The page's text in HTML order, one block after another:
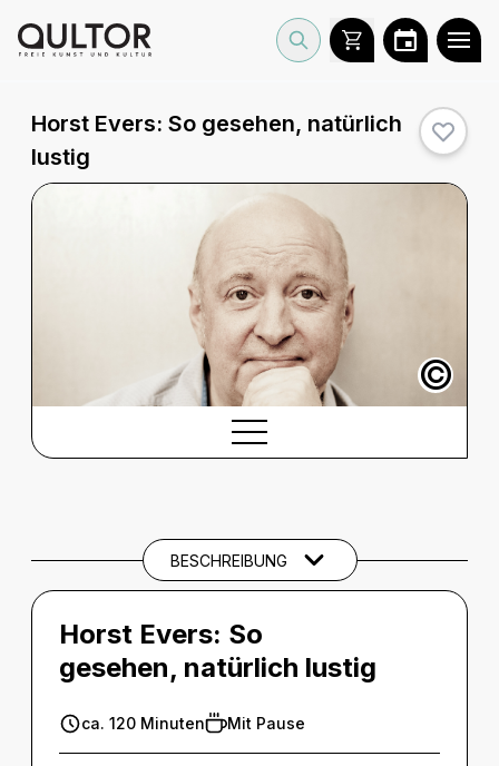
Horst Evers: So gesehen, natürlich
lustig
©
BESCHREIBUNG
Horst Evers: So
gesehen, natürlich lustig
ca. 120 Minuten Mit Pause